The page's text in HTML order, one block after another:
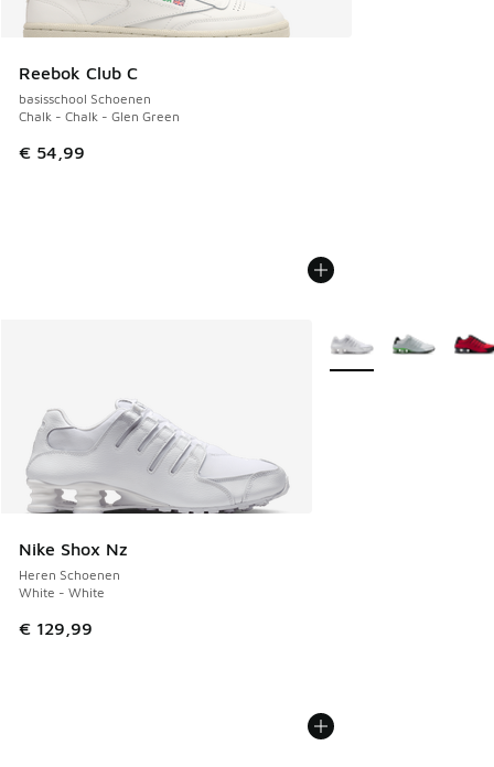
Reebok Club C
basisschool Schoenen
Chalk - Chalk - Glen Green
€ 54,99
Nike Shox Nz
Heren Schoenen
White - White
€ 129,99
Meer kleuren